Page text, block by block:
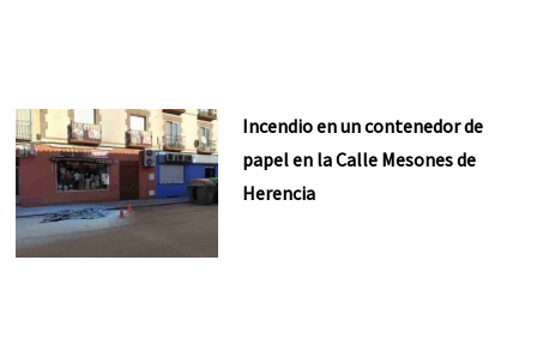
Incendio en un contenedor de
papel en la Calle Mesones de
Herencia